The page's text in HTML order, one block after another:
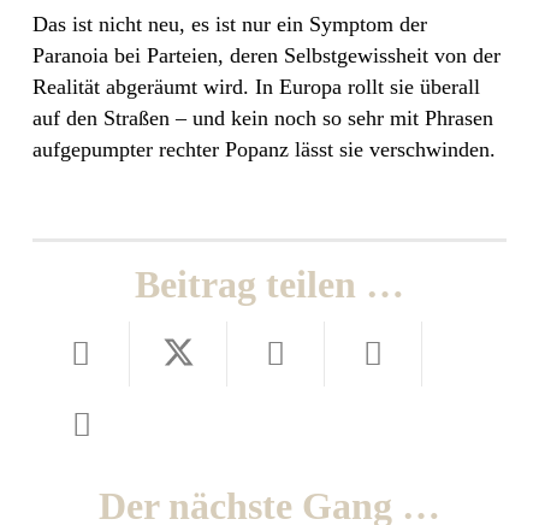
Das ist nicht neu, es ist nur ein Symptom der
Paranoia bei Parteien, deren Selbstgewissheit von der
Realität abgeräumt wird. In Europa rollt sie überall
auf den Straßen – und kein noch so sehr mit Phrasen
aufgepumpter rechter Popanz lässt sie verschwinden.
Beitrag teilen …
Der nächste Gang …